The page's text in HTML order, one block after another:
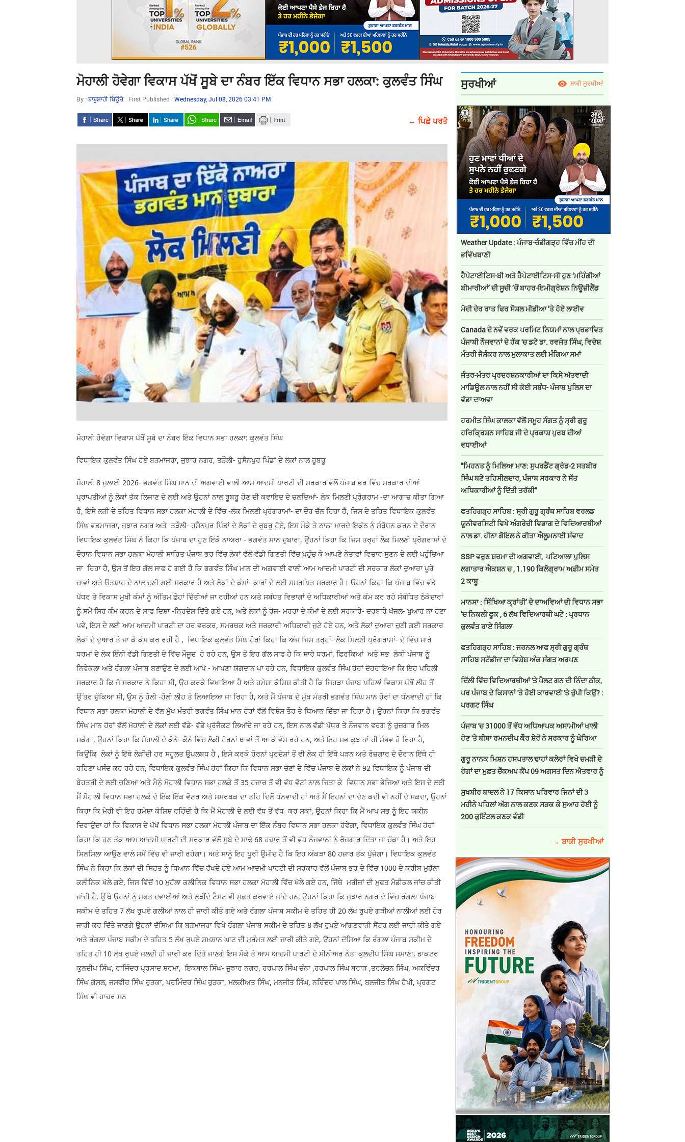
ਮੋਹਾਲੀ ਹੋਵੇਗਾ ਵਿਕਾਸ ਪੱਖੋਂ ਸੂਬੇ ਦਾ ਨੰਬਰ ਇੱਕ ਵਿਧਾਨ ਸਭਾ ਹਲਕਾ: ਕੁਲਵੰਤ ਸਿੰਘ
By : ਬਾਬੂਸ਼ਾਹੀ ਬਿਊਰੋ First Published : Wednesday, Jul 08, 2026 03:41 PM
← ਪਿਛੇ ਪਰਤੋ
ਮੋਹਾਲੀ ਹੋਵੇਗਾ ਵਿਕਾਸ ਪੱਖੋਂ ਸੂਬੇ ਦਾ ਨੰਬਰ ਇੱਕ ਵਿਧਾਨ ਸਭਾ ਹਲਕਾ: ਕੁਲਵੰਤ ਸਿੰਘ
ਵਿਧਾਇਕ ਕੁਲਵੰਤ ਸਿੰਘ ਹੋਏ ਬੜਮਾਜਰਾ, ਜੁਝਾਰ ਨਗਰ, ਤੜੌਲੀ- ਹੁਸੈਨਪੁਰ ਪਿੰਡਾਂ ਦੇ ਲੋਕਾਂ ਨਾਲ ਰੂਬਰੂ
ਮੋਹਾਲੀ 8 ਜੁਲਾਈ 2026- ਭਗਵੰਤ ਸਿੰਘ ਮਾਨ ਦੀ ਅਗਵਾਈ ਵਾਲੀ ਆਮ ਆਦਮੀ ਪਾਰਟੀ ਦੀ ਸਰਕਾਰ ਵੱਲੋਂ ਪੰਜਾਬ ਭਰ ਵਿੱਚ ਸਰਕਾਰ ਦੀਆਂ
ਪ੍ਰਾਪਤੀਆਂ ਨੂੰ ਲੋਕਾਂ ਤੱਕ ਲਿਜਾਣ ਦੇ ਲਈ ਅਤੇ ਉਹਨਾਂ ਨਾਲ ਰੂਬਰੂ ਹੋਣ ਦੀ ਕਵਾਇਦ ਦੇ ਚਲਦਿਆਂ- ਲੋਕ ਮਿਲਣੀ ਪ੍ਰੋਗਰਾਮ -ਦਾ ਆਗਾਜ਼ ਕੀਤਾ ਗਿਆ
ਹੈ, ਇਸੇ ਲੜੀ ਦੇ ਤਹਿਤ ਵਿਧਾਨ ਸਭਾ ਹਲਕਾ ਮੋਹਾਲੀ ਦੇ ਵਿੱਚ -ਲੋਕ ਮਿਲਣੀ ਪ੍ਰੋਗਰਾਮਾਂ- ਦਾ ਦੌਰ ਚੱਲ ਰਿਹਾ ਹੈ, ਜਿਸ ਦੇ ਤਹਿਤ ਵਿਧਾਇਕ ਕੁਲਵੰਤ
ਸਿੰਘ ਵਡਮਾਜਰਾ, ਜੁਝਾਰ ਨਗਰ ਅਤੇ ਤੜੌਲੀ- ਹੁਸੈਨਪੁਰ ਪਿੰਡਾਂ ਦੇ ਲੋਕਾਂ ਦੇ ਰੂਬਰੂ ਹੋਏ, ਇਸ ਮੌਕੇ ਤੇ ਠਾਠਾ ਮਾਰਦੇ ਇਕੱਠ ਨੂੰ ਸੰਬੋਧਨ ਕਰਨ ਦੇ ਦੌਰਾਨ
ਵਿਧਾਇਕ ਕੁਲਵੰਤ ਸਿੰਘ ਨੇ ਕਿਹਾ ਕਿ ਪੰਜਾਬ ਦਾ ਹੁਣ ਇੱਕੋ ਨਾਅਰਾ - ਭਗਵੰਤ ਮਾਨ ਦੁਬਾਰਾ, ਉਹਨਾਂ ਕਿਹਾ ਕਿ ਜਿਸ ਤਰ੍ਹਾਂ ਲੋਕ ਮਿਲਣੀ ਪ੍ਰੋਗਰਾਮਾਂ ਦੇ
ਦੌਰਾਨ ਵਿਧਾਨ ਸਭਾ ਹਲਕਾ ਮੋਹਾਲੀ ਸਾਹਿਤ ਪੰਜਾਬ ਭਰ ਵਿੱਚ ਲੋਕਾਂ ਵੱਲੋਂ ਵੱਡੀ ਗਿਣਤੀ ਵਿੱਚ ਪਹੁੰਚ ਕੇ ਆਪਣੇ ਨੇਤਾਵਾਂ ਵਿਚਾਰ ਸੁਣਨ ਦੇ ਲਈ ਪਹੁੰਚਿਆ
ਜਾ ਰਿਹਾ ਹੈ, ਉਸ ਤੋਂ ਇਹ ਗੱਲ ਸਾਫ ਹੋ ਗਈ ਹੈ ਕਿ ਭਗਵੰਤ ਸਿੰਘ ਮਾਨ ਦੀ ਅਗਵਾਈ ਵਾਲੀ ਆਮ ਆਦਮੀ ਪਾਰਟੀ ਦੀ ਸਰਕਾਰ ਲੋਕਾਂ ਦੁਆਰਾ ਪੂਰੇ
ਚਾਵਾਂ ਅਤੇ ਉਤਸ਼ਾਹ ਦੇ ਨਾਲ ਚੁਣੀ ਗਈ ਸਰਕਾਰ ਹੈ ਅਤੇ ਲੋਕਾਂ ਦੇ ਕੰਮਾਂ- ਕਾਰਾਂ ਦੇ ਲਈ ਸਮਰਪਿਤ ਸਰਕਾਰ ਹੈ। ਉਹਨਾਂ ਕਿਹਾ ਕਿ ਪੰਜਾਬ ਵਿੱਚ ਵੱਡੇ
ਪੱਧਰ ਤੇ ਵਿਕਾਸ ਮੁਖੀ ਕੰਮਾਂ ਨੂੰ ਅੰਤਿਮ ਛੋਹਾਂ ਦਿੱਤੀਆਂ ਜਾ ਰਹੀਆਂ ਹਨ ਅਤੇ ਸਬੰਧਤ ਵਿਭਾਗਾਂ ਦੇ ਅਧਿਕਾਰੀਆਂ ਅਤੇ ਕੰਮ ਕਰ ਰਹੇ ਸੰਬੰਧਿਤ ਠੇਕੇਦਾਰਾਂ
ਨੂੰ ਸਮੇਂ ਸਿਰ ਕੰਮ ਕਰਨ ਦੇ ਸਾਫ ਦਿਸ਼ਾ -ਨਿਰਦੇਸ਼ ਦਿੱਤੇ ਗਏ ਹਨ, ਅਤੇ ਲੋਕਾਂ ਨੂੰ ਰੋਜ਼- ਮਰਰਾ ਦੇ ਕੰਮਾਂ ਦੇ ਲਈ ਸਰਕਾਰੇ- ਦਰਬਾਰੇ ਖੱਜਲ- ਖੁਆਰ ਨਾ ਹੋਣਾ
ਪਵੇ, ਇਸ ਦੇ ਲਈ ਆਮ ਆਦਮੀ ਪਾਰਟੀ ਦਾ ਹਰ ਵਰਕਰ, ਸਮਰਥਕ ਅਤੇ ਸਰਕਾਰੀ ਅਧਿਕਾਰੀ ਜੁਟੇ ਹੋਏ ਹਨ, ਅਤੇ ਲੋਕਾਂ ਦੁਆਰਾ ਚੁਣੀ ਗਈ ਸਰਕਾਰ
ਲੋਕਾਂ ਦੇ ਦੁਆਰ ਤੇ ਜਾ ਕੇ ਕੰਮ ਕਰ ਰਹੀ ਹੈ , ਵਿਧਾਇਕ ਕੁਲਵੰਤ ਸਿੰਘ ਹੋਰਾਂ ਕਿਹਾ ਕਿ ਅੱਜ ਜਿਸ ਤਰ੍ਹਾਂ- ਲੋਕ ਮਿਲਣੀ ਪ੍ਰੋਗਰਾਮਾਂ- ਦੇ ਵਿੱਚ ਸਾਰੇ
ਧਰਮਾਂ ਦੇ ਲੋਕ ਇੰਨੀ ਵੱਡੀ ਗਿਣਤੀ ਦੇ ਵਿੱਚ ਮੌਜੂਦ ਹੋ ਰਹੇ ਹਨ, ਉਸ ਤੋਂ ਇਹ ਗੱਲ ਸਾਫ ਹੈ ਕਿ ਸਾਰੇ ਧਰਮਾਂ, ਫਿਰਕਿਆਂ ਅਤੇ ਸਭ ਲੋਕੀ ਪੰਜਾਬ ਨੂੰ
ਨਿਵੇਕਲਾ ਅਤੇ ਰੰਗਲਾ ਪੰਜਾਬ ਬਣਾਉਣ ਦੇ ਲਈ ਆਪੋ - ਆਪਣਾ ਯੋਗਦਾਨ ਪਾ ਰਹੇ ਹਨ, ਵਿਧਾਇਕ ਕੁਲਵੰਤ ਸਿੰਘ ਹੋਰਾਂ ਦੋਹਰਾਇਆ ਕਿ ਇਹ ਪਹਿਲੀ
ਸਰਕਾਰ ਹੈ ਕਿ ਜੋ ਸਰਕਾਰ ਨੇ ਕਿਹਾ ਸੀ, ਉਹ ਕਰਕੇ ਵਿਖਾਇਆ ਹੈ ਅਤੇ ਹਮੇਸ਼ਾ ਕੋਸ਼ਿਸ਼ ਕੀਤੀ ਹੈ ਕਿ ਜਿਹੜਾ ਪੰਜਾਬ ਪਹਿਲਾਂ ਵਿਕਾਸ ਪੱਖੋਂ ਲੀਹ ਤੋਂ
ਉੱਤਰ ਚੁੱਕਿਆ ਸੀ, ਉਸ ਨੂੰ ਹੌਲੀ -ਹੌਲੀ ਲੀਹ ਤੇ ਲਿਆਇਆ ਜਾ ਰਿਹਾ ਹੈ, ਅਤੇ ਮੈਂ ਪੰਜਾਬ ਦੇ ਮੁੱਖ ਮੰਤਰੀ ਭਗਵੰਤ ਸਿੰਘ ਮਾਨ ਹੋਰਾਂ ਦਾ ਧੰਨਵਾਦੀ ਹਾਂ ਕਿ
ਵਿਧਾਨ ਸਭਾ ਹਲਕਾ ਮੋਹਾਲੀ ਦੇ ਵੱਲ ਮੁੱਖ ਮੰਤਰੀ ਭਗਵੰਤ ਸਿੰਘ ਮਾਨ ਹੋਰਾਂ ਵੱਲੋਂ ਵਿਸ਼ੇਸ਼ ਤੌਰ ਤੇ ਧਿਆਨ ਦਿੱਤਾ ਜਾ ਰਿਹਾ ਹੈ। ਉਹਨਾਂ ਕਿਹਾ ਕਿ ਭਗਵੰਤ
ਸਿੰਘ ਮਾਨ ਹੋਰਾਂ ਵੱਲੋਂ ਮੋਹਾਲੀ ਦੇ ਲੋਕਾਂ ਲਈ ਵੱਡੇ- ਵੱਡੇ ਪ੍ਰੋਜੈਕਟ ਲਿਆਂਦੇ ਜਾ ਰਹੇ ਹਨ, ਇਸ ਨਾਲ ਵੱਡੀ ਪੱਧਰ ਤੇ ਨੌਜਵਾਨ ਵਰਗ ਨੂੰ ਰੁਜ਼ਗਾਰ ਮਿਲ
ਸਕੇਗਾ, ਉਹਨਾਂ ਕਿਹਾ ਕਿ ਮੋਹਾਲੀ ਦੇ ਕੋਨੇ- ਕੋਨੇ ਵਿੱਚ ਲੋਕੀ ਹੋਰਨਾਂ ਥਾਵਾਂ ਤੋਂ ਆ ਕੇ ਵੱਸ ਰਹੇ ਹਨ, ਅਤੇ ਇਹ ਸਭ ਕੁਝ ਤਾਂ ਹੀ ਸੰਭਵ ਹੋ ਰਿਹਾ ਹੈ,
ਕਿਉਂਕਿ ਲੋਕਾਂ ਨੂੰ ਇੱਥੇ ਲੋੜੀਂਦੀ ਹਰ ਸਹੂਲਤ ਉਪਲਬਧ ਹੈ , ਇਸੇ ਕਰਕੇ ਹੋਰਨਾਂ ਪ੍ਰਦੇਸ਼ਾਂ ਤੋਂ ਵੀ ਲੋਕ ਹੀ ਇੱਥੇ ਪੜਨ ਅਤੇ ਰੋਜ਼ਗਾਰ ਦੇ ਦੌਰਾਨ ਇੱਥੇ ਹੀ
ਰਹਿਣਾ ਪਸੰਦ ਕਰ ਰਹੇ ਹਨ, ਵਿਧਾਇਕ ਕੁਲਵੰਤ ਸਿੰਘ ਹੋਰਾਂ ਕਿਹਾ ਕਿ ਵਿਧਾਨ ਸਭਾ ਚੋਣਾਂ ਦੇ ਵਿੱਚ ਪੰਜਾਬ ਦੇ ਲੋਕਾਂ ਨੇ 92 ਵਿਧਾਇਕ ਨੂੰ ਪੰਜਾਬ ਦੀ
ਬੇਹਤਰੀ ਦੇ ਲਈ ਚੁਣਿਆ ਅਤੇ ਮੈਨੂੰ ਮੋਹਾਲੀ ਵਿਧਾਨ ਸਭਾ ਹਲਕੇ ਤੋਂ 35 ਹਜਾਰ ਤੋਂ ਵੀ ਵੱਧ ਵੋਟਾਂ ਨਾਲ ਜਿਤਾ ਕੇ ਵਿਧਾਨ ਸਭਾ ਭੇਜਿਆ ਅਤੇ ਇਸ ਦੇ ਲਈ
ਮੈਂ ਮੋਹਾਲੀ ਵਿਧਾਨ ਸਭਾ ਹਲਕੇ ਦੇ ਇੱਕ ਇੱਕ ਵੋਟਰ ਅਤੇ ਸਮਰਥਕ ਦਾ ਤਹਿ ਦਿਲੋਂ ਧੰਨਵਾਦੀ ਹਾਂ ਅਤੇ ਮੈਂ ਇਹਨਾਂ ਦਾ ਦੇਣ ਕਦੀ ਵੀ ਨਹੀਂ ਦੇ ਸਕਦਾ, ਉਹਨਾਂ
ਕਿਹਾ ਕਿ ਮੇਰੀ ਵੀ ਇਹ ਹਮੇਸ਼ਾ ਕੋਸ਼ਿਸ਼ ਰਹਿੰਦੀ ਹੈ ਕਿ ਮੈਂ ਮੋਹਾਲੀ ਦੇ ਲਈ ਵੱਧ ਤੋਂ ਵੱਧ ਕਰ ਸਕਾਂ, ਉਹਨਾਂ ਕਿਹਾ ਕਿ ਮੈਂ ਆਪ ਸਭ ਨੂੰ ਇਹ ਯਕੀਨ
ਦਿਵਾਉਂਦਾ ਹਾਂ ਕਿ ਵਿਕਾਸ ਦੇ ਪੱਖੋਂ ਵਿਧਾਨ ਸਭਾ ਹਲਕਾ ਮੋਹਾਲੀ ਪੰਜਾਬ ਦਾ ਇੱਕ ਨੰਬਰ ਵਿਧਾਨ ਸਭਾ ਹਲਕਾ ਹੋਵੇਗਾ, ਵਿਧਾਇਕ ਕੁਲਵੰਤ ਸਿੰਘ ਹੋਰਾਂ
ਕਿਹਾ ਕਿ ਹੁਣ ਤੱਕ ਆਮ ਆਦਮੀ ਪਾਰਟੀ ਦੀ ਸਰਕਾਰ ਵੱਲੋਂ ਸੂਬੇ ਦੇ ਸਾਢੇ 68 ਹਜ਼ਾਰ ਤੋਂ ਵੀ ਵੱਧ ਨੌਜਵਾਨਾਂ ਨੂੰ ਰੋਜ਼ਗਾਰ ਦਿੱਤਾ ਜਾ ਚੁੱਕਾ ਹੈ। ਅਤੇ ਇਹ
ਸਿਲਸਿਲਾ ਆਉਣ ਵਾਲੇ ਸਮੇਂ ਵਿੱਚ ਵੀ ਜਾਰੀ ਰਹੇਗਾ। ਅਤੇ ਸਾਨੂੰ ਇਹ ਪੂਰੀ ਉਮੀਦ ਹੈ ਕਿ ਇਹ ਅੰਕੜਾ 80 ਹਜ਼ਾਰ ਤੱਕ ਪੁੱਜੇਗਾ। ਵਿਧਾਇਕ ਕੁਲਵੰਤ
ਸਿੰਘ ਨੇ ਕਿਹਾ ਕਿ ਲੋਕਾਂ ਦੀ ਸਿਹਤ ਨੂੰ ਧਿਆਨ ਵਿੱਚ ਰੱਖਦੇ ਹੋਏ ਆਮ ਆਦਮੀ ਪਾਰਟੀ ਦੀ ਸਰਕਾਰ ਵੱਲੋਂ ਪੰਜਾਬ ਭਰ ਦੇ ਵਿੱਚ 1000 ਦੇ ਕਰੀਬ ਮੁਹੱਲਾ
ਕਲੀਨਿਕ ਖੋਲੇ ਗਏ, ਜਿਸ ਵਿੱਚੋਂ 10 ਮੁਹੱਲਾ ਕਲੀਨਿਕ ਵਿਧਾਨ ਸਭਾ ਹਲਕਾ ਮੋਹਾਲੀ ਵਿੱਚ ਖੋਲੇ ਗਏ ਹਨ, ਜਿੱਥੇ ਮਰੀਜ਼ਾਂ ਦੀ ਮੁਫਤ ਮੈਡੀਕਲ ਜਾਂਚ ਕੀਤੀ
ਜਾਂਦੀ ਹੈ, ਉੱਥੇ ਉਹਨਾਂ ਨੂੰ ਮੁਫਤ ਦਵਾਈਆਂ ਅਤੇ ਲੁੜੀਂਦੇ ਟੈਸਟ ਵੀ ਮੁਫਤ ਕਰਵਾਏ ਜਾਂਦੇ ਹਨ, ਉਹਨਾਂ ਕਿਹਾ ਕਿ ਜੁਝਾਰ ਨਗਰ ਦੇ ਵਿੱਚ ਰੰਗਲਾ ਪੰਜਾਬ
ਸਕੀਮ ਦੇ ਤਹਿਤ 7 ਲੱਖ ਰੁਪਏ ਗਲੀਆਂ ਨਾਲ ਹੀ ਜਾਰੀ ਕੀਤੇ ਗਏ ਅਤੇ ਰੰਗਲਾ ਪੰਜਾਬ ਸਕੀਮ ਦੇ ਤਹਿਤ ਹੀ 20 ਲੱਖ ਰੁਪਏ ਗੜੀਆਂ ਨਾਲੀਆਂ ਲਈ ਹੋਰ
ਜਾਰੀ ਕਰ ਦਿੱਤੇ ਜਾਣਗੇ ਉਹਨਾਂ ਦੱਸਿਆ ਕਿ ਬੜਮਾਜਰਾ ਵਿਖੇ ਰੰਗਲਾ ਪੰਜਾਬ ਸਕੀਮ ਦੇ ਤਹਿਤ 8 ਲੱਖ ਰੁਪਏ ਆਂਗਣਵਾੜੀ ਸੈਂਟਰ ਲਈ ਜਾਰੀ ਕੀਤੇ ਗਏ
ਅਤੇ ਰੰਗਲਾ ਪੰਜਾਬ ਸਕੀਮ ਦੇ ਤਹਿਤ 5 ਲੱਖ ਰੁਪਏ ਸ਼ਮਸ਼ਾਨ ਘਾਟ ਦੀ ਮੁਰੰਮਤ ਲਈ ਜਾਰੀ ਕੀਤੇ ਗਏ, ਉਹਨਾਂ ਦੱਸਿਆ ਕਿ ਰੰਗਲਾ ਪੰਜਾਬ ਸਕੀਮ ਦੇ
ਤਹਿਤ ਹੀ 10 ਲੱਖ ਰੁਪਏ ਜਲਦੀ ਹੀ ਜਾਰੀ ਕਰ ਦਿੱਤੇ ਜਾਣਗੇ ਇਸ ਮੌਕੇ ਤੇ ਆਮ ਆਦਮੀ ਪਾਰਟੀ ਦੇ ਸੀਨੀਅਰ ਨੇਤਾ ਕੁਲਦੀਪ ਸਿੰਘ ਸਮਾਣਾ, ਡਾਕਟਰ
ਕੁਲਦੀਪ ਸਿੰਘ, ਰਾਜਿੰਦਰ ਪ੍ਰਸਾਦ ਸ਼ਰਮਾ, ਇਕਬਾਲ ਸਿੰਘ- ਜੁਝਾਰ ਨਗਰ, ਹਰਪਾਲ ਸਿੰਘ ਚੰਨਾ ,ਹਰਪਾਲ ਸਿੰਘ ਬਰਾੜ ,ਤਰਲੋਚਨ ਸਿੰਘ, ਅਕਵਿੰਦਰ
ਸਿੰਘ ਗੋਸਲ, ਜਸਵੀਰ ਸਿੰਘ ਰੁੜਕਾ, ਪਰਮਿੰਦਰ ਸਿੰਘ ਰੁੜਕਾ, ਮਲਕੀਅਤ ਸਿੰਘ, ਮਨਜੀਤ ਸਿੰਘ, ਨਰਿੰਦਰ ਪਾਲ ਸਿੰਘ, ਬਲਜੀਤ ਸਿੰਘ ਹੈਪੀ, ਪ੍ਰਗਟ
ਸਿੰਘ ਵੀ ਹਾਜ਼ਰ ਸਨ
ਸੁਰਖੀਆਂ ਬਾਕੀ ਸੁਰਖੀਆਂ
Weather Update : ਪੰਜਾਬ-ਚੰਡੀਗੜ੍ਹ ਵਿੱਚ ਮੀਂਹ ਦੀ
ਭਵਿੱਖਬਾਣੀ
ਹੈਪੇਟਾਈਟਿਸ-ਬੀ ਅਤੇ ਹੈਪੇਟਾਈਟਿਸ-ਸੀ ਹੁਣ ‘ਮਹਿੰਗੀਆਂ
ਬੀਮਾਰੀਆਂ’ ਦੀ ਸੂਚੀ ’ਚੋਂ ਬਾਹਰ-ਇਮੀਗ੍ਰੇਸ਼ਨ ਨਿਊਜ਼ੀਲੈਂਡ
ਮੋਦੀ ਦੇਰ ਰਾਤ ਫਿਰ ਸੋਸ਼ਲ ਮੀਡੀਆ ’ਤੇ ਹੋਏ ਲਾਈਵ
Canada ਦੇ ਨਵੇਂ ਵਰਕ ਪਰਮਿਟ ਨਿਯਮਾਂ ਨਾਲ ਪ੍ਰਭਾਵਿਤ
ਪੰਜਾਬੀ ਨੌਜਵਾਨਾਂ ਦੇ ਹੱਕ 'ਚ ਡਟੇ ਡਾ. ਰਵਜੋਤ ਸਿੰਘ, ਵਿਦੇਸ਼
ਮੰਤਰੀ ਜੈਸ਼ੰਕਰ ਨਾਲ ਮੁਲਾਕਾਤ ਲਈ ਮੰਗਿਆ ਸਮਾਂ
ਜੰਤਰ-ਮੰਤਰ ਪ੍ਰਦਰਸ਼ਨਕਾਰੀਆਂ ਦਾ ਕਿਸੇ ਅੱਤਵਾਦੀ
ਮਾਡਿਊਲ ਨਾਲ ਨਹੀਂ ਸੀ ਕੋਈ ਸਬੰਧ- ਪੰਜਾਬ ਪੁਲਿਸ ਦਾ
ਵੱਡਾ ਦਾਅਵਾ
ਹਰਮੀਤ ਸਿੰਘ ਕਾਲਕਾ ਵੱਲੋਂ ਸਮੂਹ ਸੰਗਤ ਨੂੰ ਸ੍ਰੀ ਗੁਰੂ
ਹਰਿਕ੍ਰਿਸ਼ਨ ਸਾਹਿਬ ਜੀ ਦੇ ਪ੍ਰਕਾਸ਼ ਪੁਰਬ ਦੀਆਂ
ਵਧਾਈਆਂ
"ਮਿਹਨਤ ਨੂੰ ਮਿਲਿਆ ਮਾਣ: ਸੁਪਰਡੈਂਟ ਗ੍ਰੇਡ-2 ਸਤਬੀਰ
ਸਿੰਘ ਬਣੇ ਤਹਿਸੀਲਦਾਰ, ਪੰਜਾਬ ਸਰਕਾਰ ਨੇ ਸੱਤ
ਅਧਿਕਾਰੀਆਂ ਨੂੰ ਦਿੱਤੀ ਤਰੱਕੀ"
ਫਤਹਿਗੜ੍ਹ ਸਾਹਿਬ : ਸ੍ਰੀ ਗੁਰੂ ਗ੍ਰੰਥ ਸਾਹਿਬ ਵਰਲਡ
ਯੂਨੀਵਰਸਿਟੀ ਵਿਖੇ ਅੰਗਰੇਜ਼ੀ ਵਿਭਾਗ ਦੇ ਵਿਦਿਆਰਥੀਆਂ
ਨਾਲ ਡਾ. ਹੀਨਾ ਗੋਇਲ ਨੇ ਕੀਤਾ ਐਲੂਮਨਾਈ ਸੰਵਾਦ
SSP ਵਰੁਣ ਸ਼ਰਮਾ ਦੀ ਅਗਵਾਈ, ਪਟਿਆਲਾ ਪੁਲਿਸ
ਲਗਾਤਾਰ ਐਕਸ਼ਨ ਚ , 1.190 ਕਿਲੋਗ੍ਰਾਮ ਅਫ਼ੀਮ ਸਮੇਤ
2 ਕਾਬੂ
ਮਾਨਸਾ : ਸਿੱਖਿਆ ਕ੍ਰਾਂਤੀ’ ਦੇ ਦਾਅਵਿਆਂ ਦੀ ਵਿਧਾਨ ਸਭਾ
’ਚ ਨਿਕਲੀ ਫੂਕ , 6 ਲੱਖ ਵਿਦਿਆਰਥੀ ਘਟੇ : ਪ੍ਰਧਾਨ
ਕੁਲਵੰਤ ਰਾਏ ਸਿੰਗਲਾ
ਫਤਹਿਗੜ੍ਹ ਸਾਹਿਬ : ਜਰਨਲ ਆਫ ਸ੍ਰੀ ਗੁਰੂ ਗ੍ਰੰਥ
ਸਾਹਿਬ ਸਟੱਡੀਜ' ਦਾ ਵਿਸ਼ੇਸ਼ ਅੰਕ ਸੰਗਤ ਅਰਪਣ
ਦਿੱਲੀ ਵਿੱਚ ਵਿਦਿਆਰਥੀਆਂ 'ਤੇ ਪੈਲਟ ਗਨ ਦੀ ਨਿੰਦਾ ਠੀਕ,
ਪਰ ਪੰਜਾਬ ਦੇ ਕਿਸਾਨਾਂ 'ਤੇ ਹੋਈ ਕਾਰਵਾਈ 'ਤੇ ਚੁੱਪੀ ਕਿਉਂ? :
ਪਰਗਟ ਸਿੰਘ
ਪੰਜਾਬ 'ਚ 31000 ਤੋਂ ਵੱਧ ਅਧਿਆਪਕ ਅਸਾਮੀਆਂ ਖਾਲੀ
ਹੋਣ 'ਤੇ ਬੀਬਾ ਰਮਨਦੀਪ ਕੌਰ ਸ਼ੇਰੋਂ ਨੇ ਸਰਕਾਰ ਨੂੰ ਘੇਰਿਆ
ਗੁਰੂ ਨਾਨਕ ਮਿਸ਼ਨ ਹਸਪਤਾਲ ਢਾਹਾਂ ਕਲੇਰਾਂ ਵਿਖੇ ਚਮੜੀ ਦੇ
ਰੋਗਾਂ ਦਾ ਮੁਫ਼ਤ ਚੈੱਕਅਪ ਕੈਂਪ 09 ਅਗਸਤ ਦਿਨ ਐਤਵਾਰ ਨੂੰ
ਸੁਖਬੀਰ ਬਾਦਲ ਨੇ 17 ਕਿਸਾਨ ਪਰਿਵਾਰ ਜਿਨਾਂ ਦੀ 3
ਮਹੀਨੇ ਪਹਿਲਾਂ ਅੱਗ ਨਾਲ ਕਣਕ ਸੜਕ ਕੇ ਸੁਆਹ ਹੋਈ ਨੂੰ
200 ਕੁਇੰਟਲ ਕਣਕ ਵੰਡੀ
→ ਬਾਕੀ ਸੁਰਖੀਆਂ